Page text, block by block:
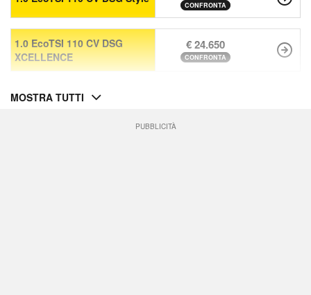
CONFRONTA
1.0 EcoTSI 110 CV DSG
XCELLENCE
€ 24.650
CONFRONTA
MOSTRA TUTTI
PUBBLICITÀ